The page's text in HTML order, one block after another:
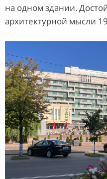
на одном здании.
архитектурной мысли